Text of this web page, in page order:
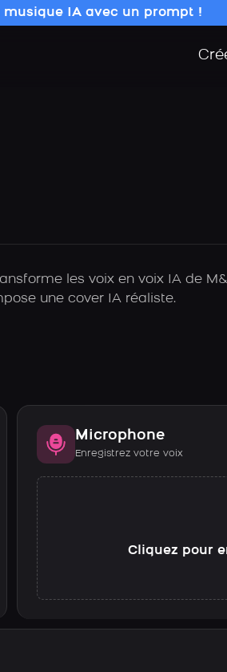
musique IA avec un prompt !
les voix en voix IA de
une cover IA réaliste.
Microphone
Enregistrez votre voix
Cliquez pour